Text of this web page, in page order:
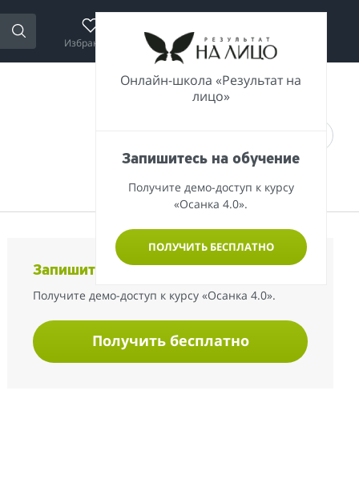
Избранное Сравнение Корзина
Запишитесь на обучение
Получите демо-доступ к курсу «Осанка 4.0».
Получить бесплатно
Онлайн-школа «Результат на
лицо»
Запишитесь на обучение
Получите демо-доступ к курсу
«Осанка 4.0».
ПОЛУЧИТЬ БЕСПЛАТНО